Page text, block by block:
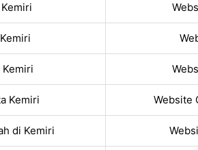
Kemiri Website
di Kemiri